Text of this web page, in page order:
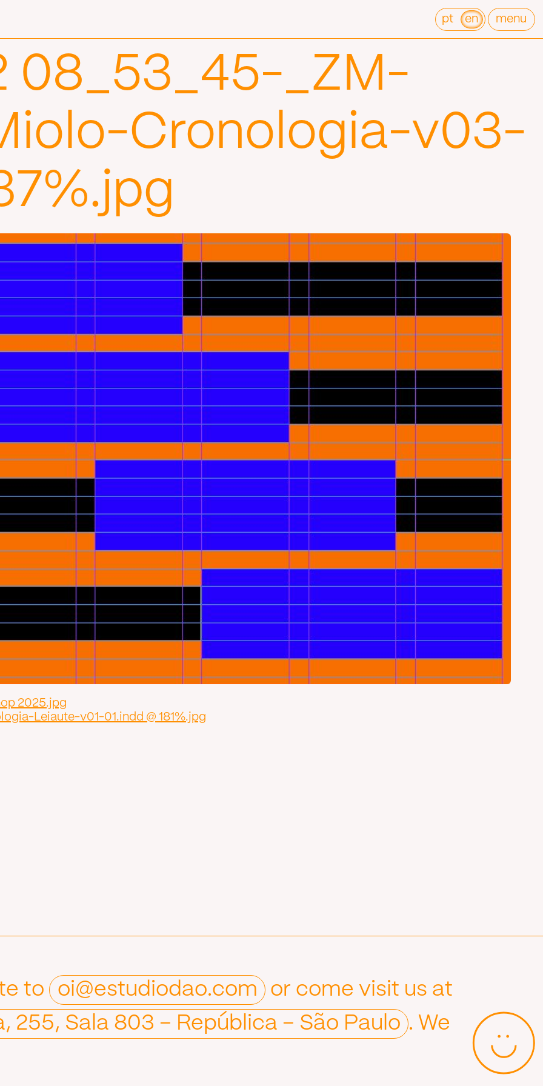
pt en menu
08_53_45-_ZM-
Cronologia-v03-
2025.jpg
Leiaute-v01-01.indd @ 181%.jpg
to oi@estudiodao.com
or come visit us at
255, Sala 803 – República – São Paulo . We